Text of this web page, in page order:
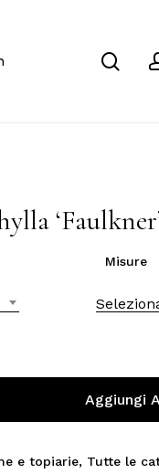
Misure
Aggiungi
e topiarie, Tutte le